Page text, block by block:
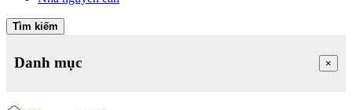
Tìm kiếm
Danh mục ×